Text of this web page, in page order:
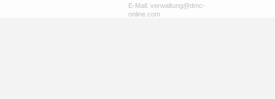
E-Mail: verwaltung@dmc-
online.com